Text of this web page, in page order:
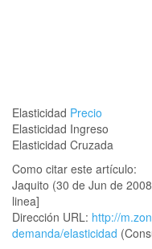
Elasticidad Precio
Elasticidad Ingreso
Elasticidad Cruzada
Como citar este artículo:
Jaquito (30 de Jun de
linea]
Dirección URL: http://
demanda/elasticidad